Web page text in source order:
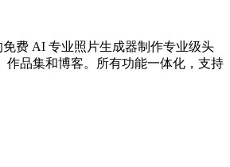
免费 AI 专业照片生成器制作专业级头
作品集和博客。所有功能一体化，支持